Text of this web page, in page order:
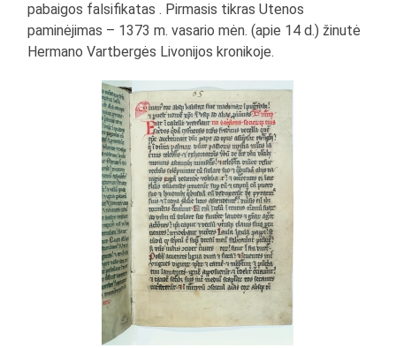
pabaigos falsifikatas . Pirmasis tikras Utenos
paminėjimas – 1373 m. vasario mėn. (apie 14 d.) žinutė
Hermano Vartbergės Livonijos kronikoje.